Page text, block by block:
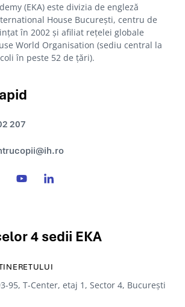
(EKA) este divizia de engleză
House București, centru de
în 2002 și afiliat rețelei globale
World Organisation (sediu central la
în peste 52 de țări).
207
4 sedii EKA
95, T-Center, etaj 1, Sector 4, Bucureşti